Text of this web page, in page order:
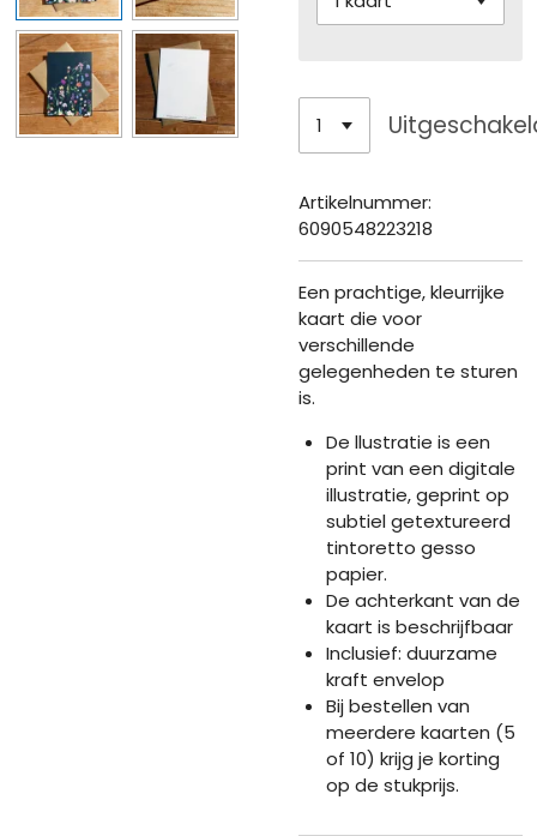
Artikelnummer:
6090548223218
Een prachtige, kleurrijke
kaart die voor
verschillende
gelegenheden te sturen
is.
De llustratie is een
print van een digitale
illustratie, geprint op
subtiel getextureerd
tintoretto gesso
papier.
De achterkant van de
kaart is beschrijfbaar
Inclusief: duurzame
kraft envelop
Bij bestellen van
meerdere kaarten (5
of 10) krijg je korting
op de stukprijs.